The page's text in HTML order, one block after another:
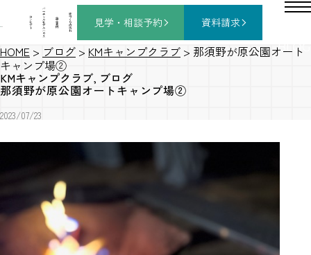
コ
ン
セ
プ
ト
バ
ー
チ
ャ
ル
モ
デ
ル
ハ
ウ
ス
施
工
事
例
家
づ
く
り
の
流
れ
見学・相談予約 資料請求
BLOG
HOME > ブログ > KMキャンプクラブ > 那須野が原公園オート
キャンプ場②
KMキャンプクラブ, ブログ
那須野が原公園オートキャンプ場②
2023/07/23